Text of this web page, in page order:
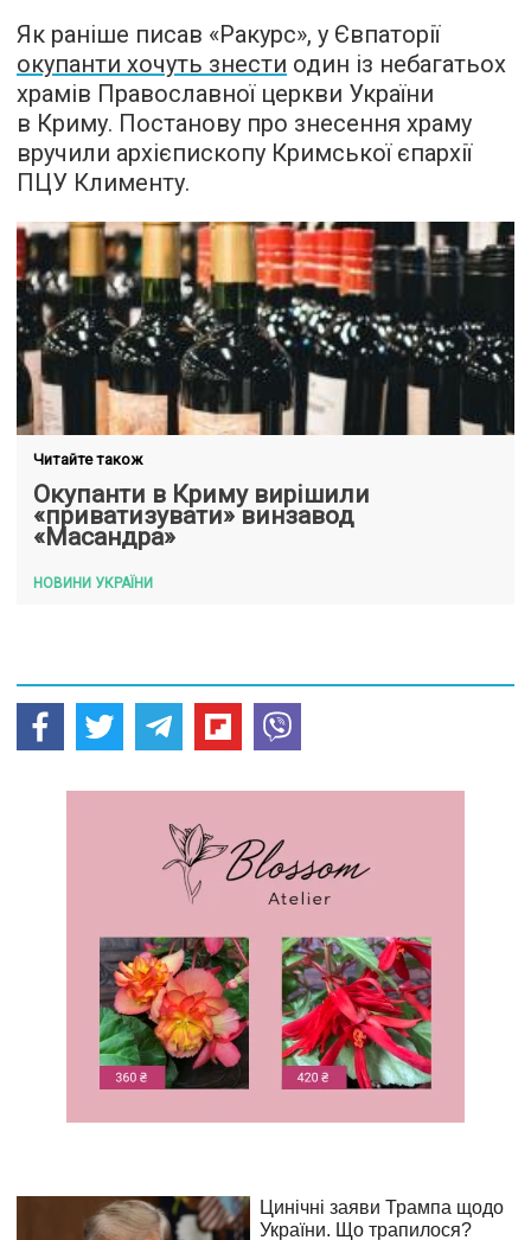
Як раніше писав «Ракурс», у Євпаторії
окупанти хочуть знести один із небагатьох
храмів Православної церкви України
в Криму. Постанову про знесення храму
вручили архієпископу Кримської єпархії
ПЦУ Клименту.
Читайте також
Окупанти в Криму вирішили
«приватизувати» винзавод
«Масандра»
НОВИНИ УКРАЇНИ